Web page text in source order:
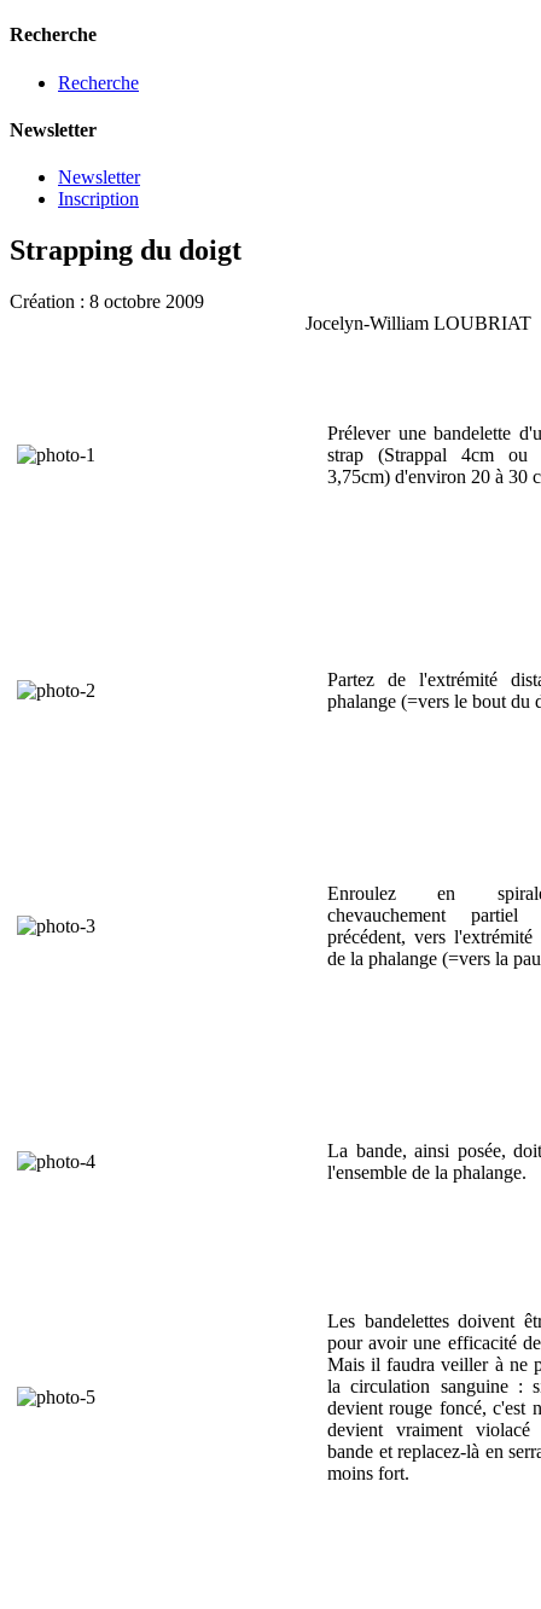
Recherche
Recherche
Newsletter
Newsletter
Inscription
Strapping du doigt
Création : 8 octobre 2009
Jocelyn-William LOUBRIAT
Prélever une bandelette
strap (Strappal 4cm ou
3,75cm) d'environ 20 à 30
Partez de l'extrémité
phalange (=vers le bout du
Enroulez en
chevauchement
précédent, vers l'extrémité
de la phalange (=vers la
La bande, ainsi posée,
l'ensemble de la phalange.
Les bandelettes doivent
pour avoir une efficacité
Mais il faudra veiller à ne
la circulation sanguine :
devient rouge foncé, c'est
devient vraiment
bande et replacez-là en
moins fort.